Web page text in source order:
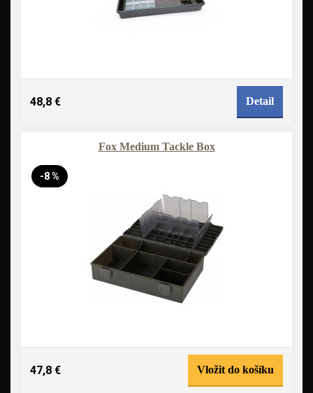
48,8 € Detail
Fox Medium Tackle Box
-8 %
47,8 € Vložit do košíku